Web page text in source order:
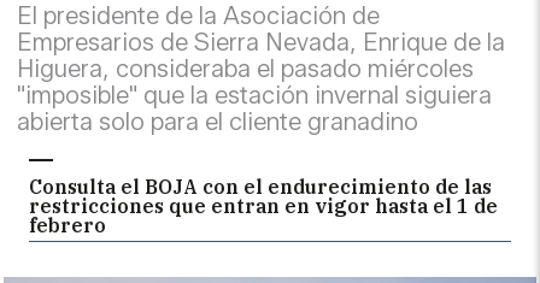
El presidente de la Asociación de
Empresarios de Sierra Nevada, Enrique de la
Higuera, consideraba el pasado miércoles
"imposible" que la estación invernal siguiera
abierta solo para el cliente granadino
Consulta el BOJA con el endurecimiento de las
restricciones que entran en vigor hasta el 1 de
febrero